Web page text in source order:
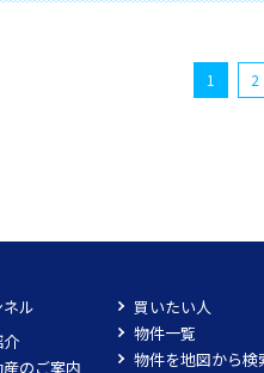
1 2
ル
のご案内
買いたい人
物件一覧
物件を地図から検